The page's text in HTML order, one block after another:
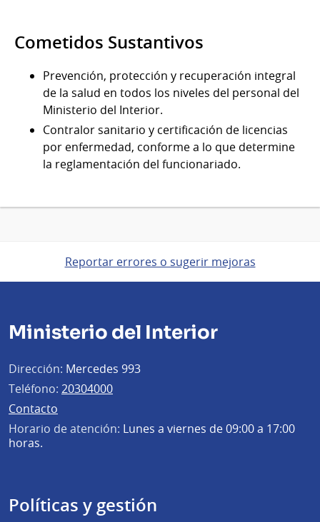
Cometidos Sustantivos
Prevención, protección y recuperación integral
de la salud en todos los niveles del personal del
Ministerio del Interior.
Contralor sanitario y certificación de licencias
por enfermedad, conforme a lo que determine
la reglamentación del funcionariado.
Reportar errores o sugerir mejoras
Ministerio del Interior
Dirección: Mercedes 993
Teléfono: 20304000
Contacto
Horario de atención: Lunes a viernes de 09:00 a 17:00
horas.
Políticas y gestión